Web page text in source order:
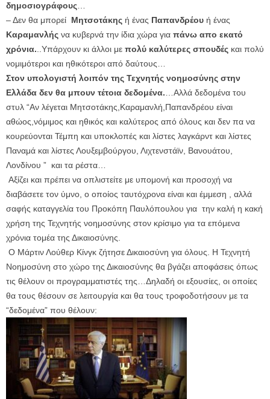
δημοσιογράφους…
– Δεν θα μπορεί Μητσοτάκης ή ένας Παπανδρέου ή ένας
Καραμανλής να κυβερνά την ίδια χώρα για πάνω απο εκατό
χρόνια...Υπάρχουν κι άλλοι με πολύ καλύτερες σπουδές και πολύ
νομιμότεροι και ηθικότεροι από δαύτους…
Στον υπολογιστή λοιπόν της Τεχνητής νοημοσύνης στην
Ελλάδα δεν θα μπουν τέτοια δεδομένα.…Αλλά δεδομένα του
στυλ “Αν λέγεται Μητσοτάκης,Καραμανλή,Παπανδρέου είναι
αθώος,νόμιμος και ηθικός και καλύτερος από όλους και δεν πα να
κουρεύονται Τέμπη και υποκλοπές και λίστες λαγκάρντ και λίστες
Παναμά και λίστες Λουξεμβούργου, Λιχτενστάϊν, Βανουάτου,
Λονδίνου ” και τα ρέστα…
Αξίζει και πρέπει να οπλιστείτε με υπομονή και προσοχή να
διαβάσετε τον ύμνο, ο οποίος ταυτόχρονα είναι και έμμεση , αλλά
σαφής καταγγελία του Προκόπη Παυλόπουλου για την καλή η κακή
χρήση της Τεχνητής νοημοσύνης στον κρίσιμο για τα επόμενα
χρόνια τομέα της Δικαιοσύνης.
Ο Μάρτιν Λούθερ Κίνγκ ζήτησε Δικαιοσύνη για όλους. Η Τεχνητή
Νοημοσύνη στο χώρο της Δικαιοσύνης θα βγάζει αποφάσεις όπως
τις θέλουν οι προγραμματιστές της…Δηλαδή οι εξουσίες, οι οποίες
θα τους θέσουν σε λειτουργία και θα τους τροφοδοτήσουν με τα
“δεδομένα” που θέλουν: